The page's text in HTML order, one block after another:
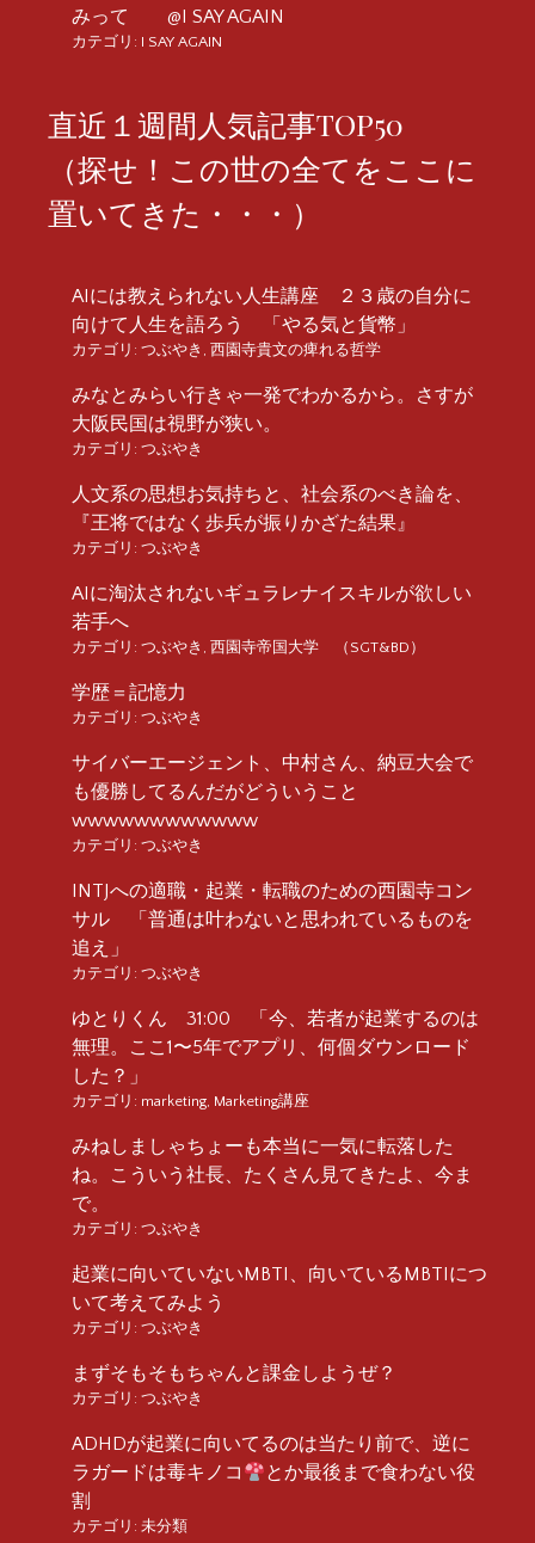
みって @I SAY AGAIN
カテゴリ: I SAY AGAIN
直近１週間人気記事TOP50
（探せ！この世の全てをここに
置いてきた・・・）
AIには教えられない人生講座 ２３歳の自分に
向けて人生を語ろう 「やる気と貨幣」
カテゴリ: つぶやき , 西園寺貴文の痺れる哲学
みなとみらい行きゃ一発でわかるから。さすが
大阪民国は視野が狭い。
カテゴリ: つぶやき
人文系の思想お気持ちと、社会系のべき論を、
『王将ではなく歩兵が振りかざた結果』
カテゴリ: つぶやき
AIに淘汰されないギュラレナイスキルが欲しい
若手へ
カテゴリ: つぶやき , 西園寺帝国大学 （SGT&BD）
学歴＝記憶力
カテゴリ: つぶやき
サイバーエージェント、中村さん、納豆大会で
も優勝してるんだがどういうこと
wwwwwwwwwwww
カテゴリ: つぶやき
INTJへの適職・起業・転職のための西園寺コン
サル 「普通は叶わないと思われているものを
追え」
カテゴリ: つぶやき
ゆとりくん 31:00 「今、若者が起業するのは
無理。ここ1〜5年でアプリ、何個ダウンロード
した？」
カテゴリ: marketing, Marketing講座
みねしましゃちょーも本当に一気に転落した
ね。こういう社長、たくさん見てきたよ、今ま
で。
カテゴリ: つぶやき
起業に向いていないMBTI、向いているMBTIにつ
いて考えてみよう
カテゴリ: つぶやき
まずそもそもちゃんと課金しようぜ？
カテゴリ: つぶやき
ADHDが起業に向いてるのは当たり前で、逆に
ラガードは毒キノコ
とか最後まで食わない役
割
カテゴリ: 未分類